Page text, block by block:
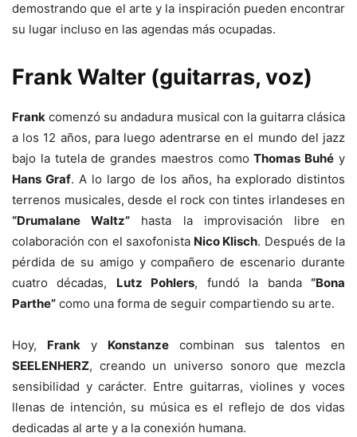
demostrando que el arte y la inspiración pueden encontrar
su lugar incluso en las agendas más ocupadas.
Frank Walter (guitarras, voz)
Frank comenzó su andadura musical con la guitarra clásica
a los 12 años, para luego adentrarse en el mundo del jazz
bajo la tutela de grandes maestros comoThomas Buhé y
Hans Graf. A lo largo de los años, ha explorado distintos
terrenos musicales, desde el rock con tintes irlandeses en
“Drumalane Waltz” hasta la improvisación libre en
colaboración con el saxofonista Nico Klisch. Después de la
pérdida de su amigo y compañero de escenario durante
cuatro décadas, Lutz Pohlers, fundó la banda“Bona
Parthe” como una forma de seguir compartiendo su arte.
Hoy, Frank y Konstanze combinan sus talentos en
SEELENHERZ, creando un universo sonoro que mezcla
sensibilidad y carácter. Entre guitarras, violines y voces
llenas de intención, su música es el reflejo de dos vidas
dedicadas al arte y a la conexión humana.